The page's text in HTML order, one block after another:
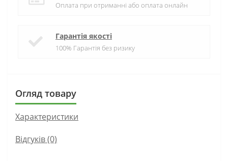
Оплата при отриманні або оплата онлайн
Гарантія якості
100% Гарантія без ризику
Огляд товару
Характеристики
Відгуків (0)